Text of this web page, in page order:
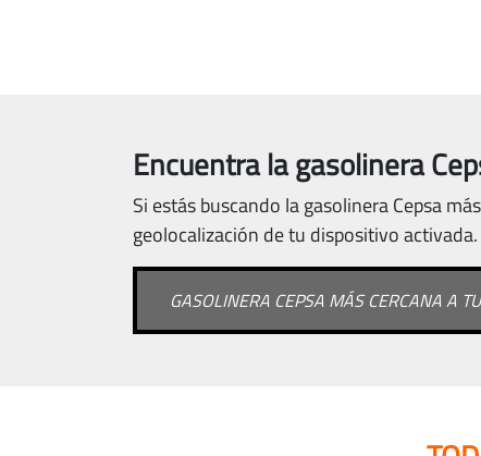
Encuentra la gasolinera
Si estás buscando la gasolinera Cepsa
geolocalización de tu dispositivo activada.
GASOLINERA CEPSA MÁS CERCANA A